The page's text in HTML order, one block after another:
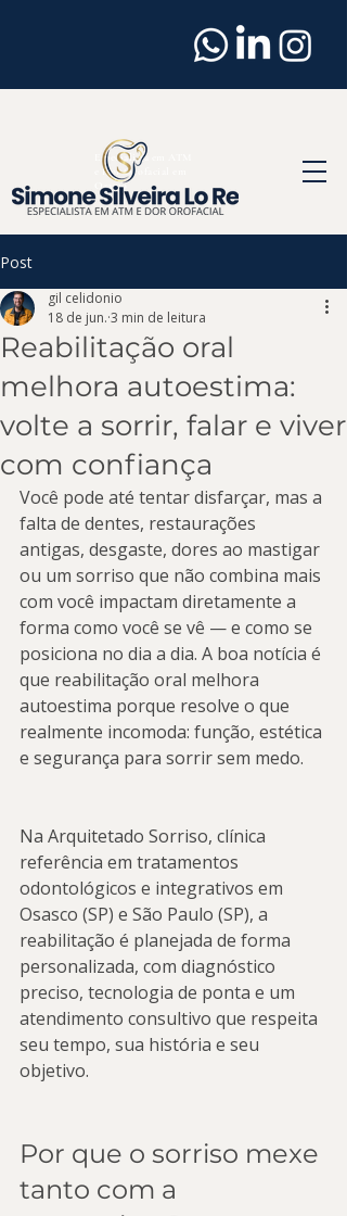
Dentista
Especialista em ATM
e Dor Orofacial em
Osasco
Post
Reabilitação oral
melhora autoestima:
volte a sorrir, falar e viver
com confiança
gil celidonio
18 de jun. 3 min de leitura
Você pode até tentar disfarçar, mas a
falta de dentes, restaurações
antigas, desgaste, dores ao mastigar
ou um sorriso que não combina mais
com você impactam diretamente a
forma como você se vê — e como se
posiciona no dia a dia. A boa notícia é
que reabilitação oral melhora
autoestima porque resolve o que
realmente incomoda: função, estética
e segurança para sorrir sem medo.
Na Arquitetado Sorriso, clínica
referência em tratamentos
odontológicos e integrativos em
Osasco (SP) e São Paulo (SP), a
reabilitação é planejada de forma
personalizada, com diagnóstico
preciso, tecnologia de ponta e um
atendimento consultivo que respeita
seu tempo, sua história e seu
objetivo.
Por que o sorriso mexe
tanto com a